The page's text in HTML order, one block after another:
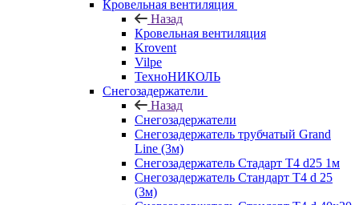
Кровельная вентиляция
Назад
Кровельная вентиляция
Krovent
Vilpe
ТехноНИКОЛЬ
Снегозадержатели
Назад
Снегозадержатели
Снегозадержатель трубчатый Grand
Line (3м)
Снегозадержатель Стадарт Т4 d25 1м
Снегозадержатель Стандарт Т4 d 25
(3м)